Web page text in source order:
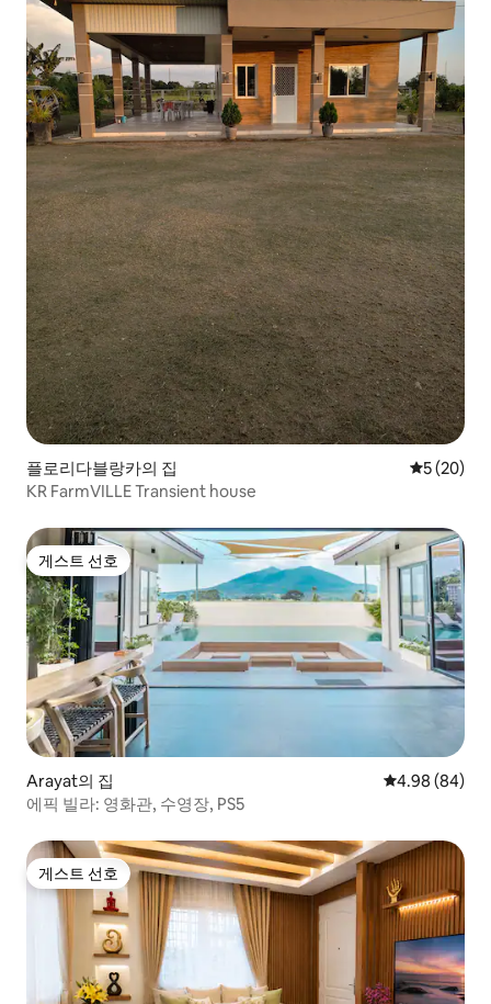
플로리다블랑카의 집 평점 5점(5
5 (20)
KR FarmVILLE Transient house
게스트 선호
게스트 선호
Arayat의 집 평점 4.98점(5
4.98 (84)
에픽 빌라: 영화관, 수영장, PS5
게스트 선호
게스트 선호